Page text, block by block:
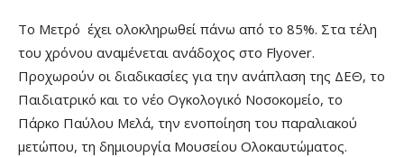
Το Μετρό έχει ολοκληρωθεί πάνω από το 85%. Στα τέλη
του χρόνου αναμένεται ανάδοχος στο Flyover.
Προχωρούν οι διαδικασίες για την ανάπλαση της ΔΕΘ, το
Παιδιατρικό και το νέο Ογκολογικό Νοσοκομείο, το
Πάρκο Παύλου Μελά, την ενοποίηση του παραλιακού
μετώπου, τη δημιουργία Μουσείου Ολοκαυτώματος.